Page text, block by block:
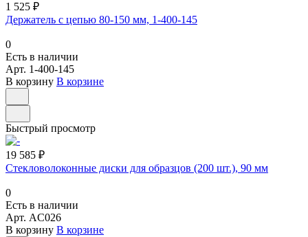
1 525 ₽
Держатель с цепью 80-150 мм, 1-400-145
0
Есть в наличии
Арт. 1-400-145
В корзину В корзине
Быстрый просмотр
19 585 ₽
Стекловолоконные диски для образцов (200 шт.), 90 мм
0
Есть в наличии
Арт. AC026
В корзину В корзине